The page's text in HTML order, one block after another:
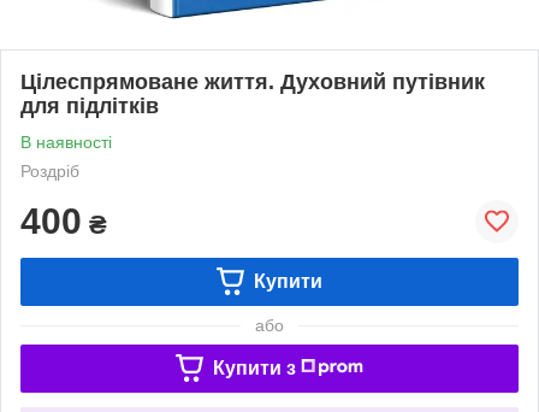
Цілеспрямоване життя. Духовний путівник
для підлітків
В наявності
Роздріб
400 ₴
Купити
або
Купити з